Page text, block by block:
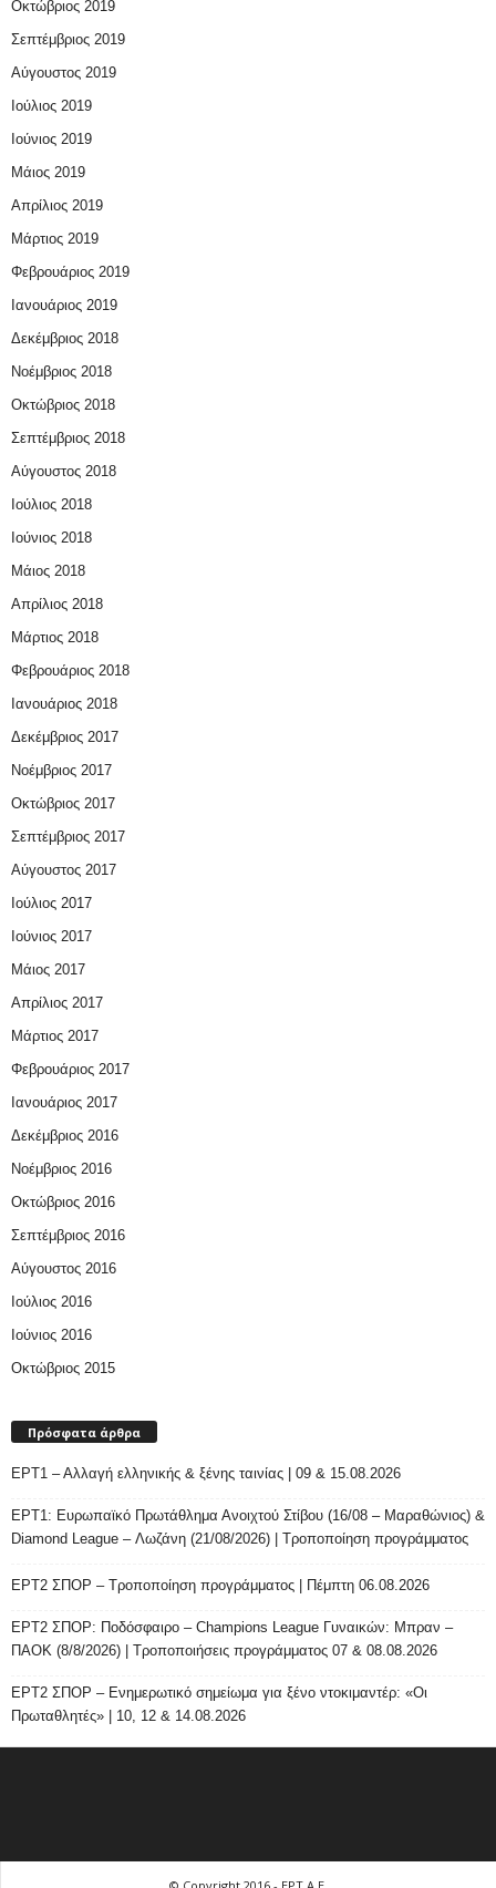
Οκτώβριος 2019
Σεπτέμβριος 2019
Αύγουστος 2019
Ιούλιος 2019
Ιούνιος 2019
Μάιος 2019
Απρίλιος 2019
Μάρτιος 2019
Φεβρουάριος 2019
Ιανουάριος 2019
Δεκέμβριος 2018
Νοέμβριος 2018
Οκτώβριος 2018
Σεπτέμβριος 2018
Αύγουστος 2018
Ιούλιος 2018
Ιούνιος 2018
Μάιος 2018
Απρίλιος 2018
Μάρτιος 2018
Φεβρουάριος 2018
Ιανουάριος 2018
Δεκέμβριος 2017
Νοέμβριος 2017
Οκτώβριος 2017
Σεπτέμβριος 2017
Αύγουστος 2017
Ιούλιος 2017
Ιούνιος 2017
Μάιος 2017
Απρίλιος 2017
Μάρτιος 2017
Φεβρουάριος 2017
Ιανουάριος 2017
Δεκέμβριος 2016
Νοέμβριος 2016
Οκτώβριος 2016
Σεπτέμβριος 2016
Αύγουστος 2016
Ιούλιος 2016
Ιούνιος 2016
Οκτώβριος 2015
Πρόσφατα άρθρα
ΕΡΤ1 – Αλλαγή ελληνικής & ξένης ταινίας | 09 & 15.08.2026
ΕΡΤ1: Ευρωπαϊκό Πρωτάθλημα Ανοιχτού Στίβου (16/08 – Μαραθώνιος) &
Diamond League – Λωζάνη (21/08/2026) | Τροποποίηση προγράμματος
ΕΡΤ2 ΣΠΟΡ – Τροποποίηση προγράμματος | Πέμπτη 06.08.2026
ΕΡΤ2 ΣΠΟΡ: Ποδόσφαιρο – Champions League Γυναικών: Μπραν –
ΠΑΟΚ (8/8/2026) | Τροποποιήσεις προγράμματος 07 & 08.08.2026
ΕΡΤ2 ΣΠΟΡ – Ενημερωτικό σημείωμα για ξένο ντοκιμαντέρ: «Οι
Πρωταθλητές» | 10, 12 & 14.08.2026